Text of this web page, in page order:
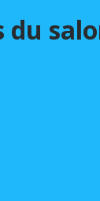
du